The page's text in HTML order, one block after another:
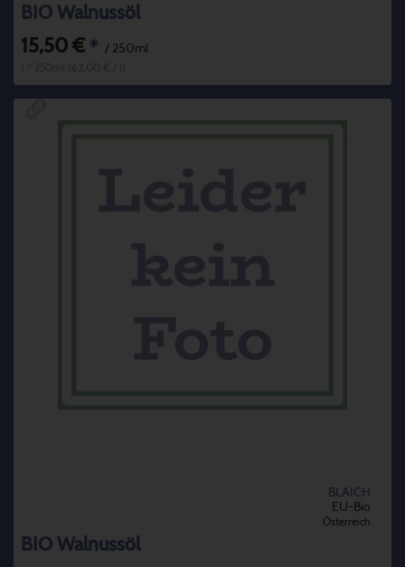
BIO Walnussöl
15,50 € * / 250ml
BLAICH
EU-Bio
Österreich
BIO Walnussöl